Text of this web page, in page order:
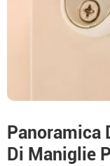
Panoramica
Di Maniglie